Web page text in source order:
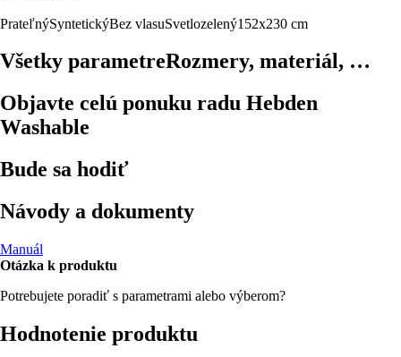
PrateľnýSyntetickýBez vlasuSvetlozelený152x230 cm
Všetky parametreRozmery, materiál, …
Objavte celú ponuku radu Hebden
Washable
Bude sa hodiť
Návody a dokumenty
Manuál
Otázka k produktu
Potrebujete poradiť s parametrami alebo výberom?
Hodnotenie produktu